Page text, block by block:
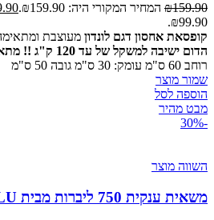
₪159.90 המחיר המקורי היה: ₪159.90.
₪99.90.
קופסאת אחסון דגם לונדון מעוצבת
הדום ישיבה למשקל של עד 120 ק"ג !! מתאים למבוגר +ילד!!
רוחב 60 ס"מ עומק: 30 ס"מ גובה 50 ס"מ
שמור מוצר
הוספה לסל
מבט מהיר
-30%
השווה מוצר
משאית ענקית 750 ליברות מבית GUCLU